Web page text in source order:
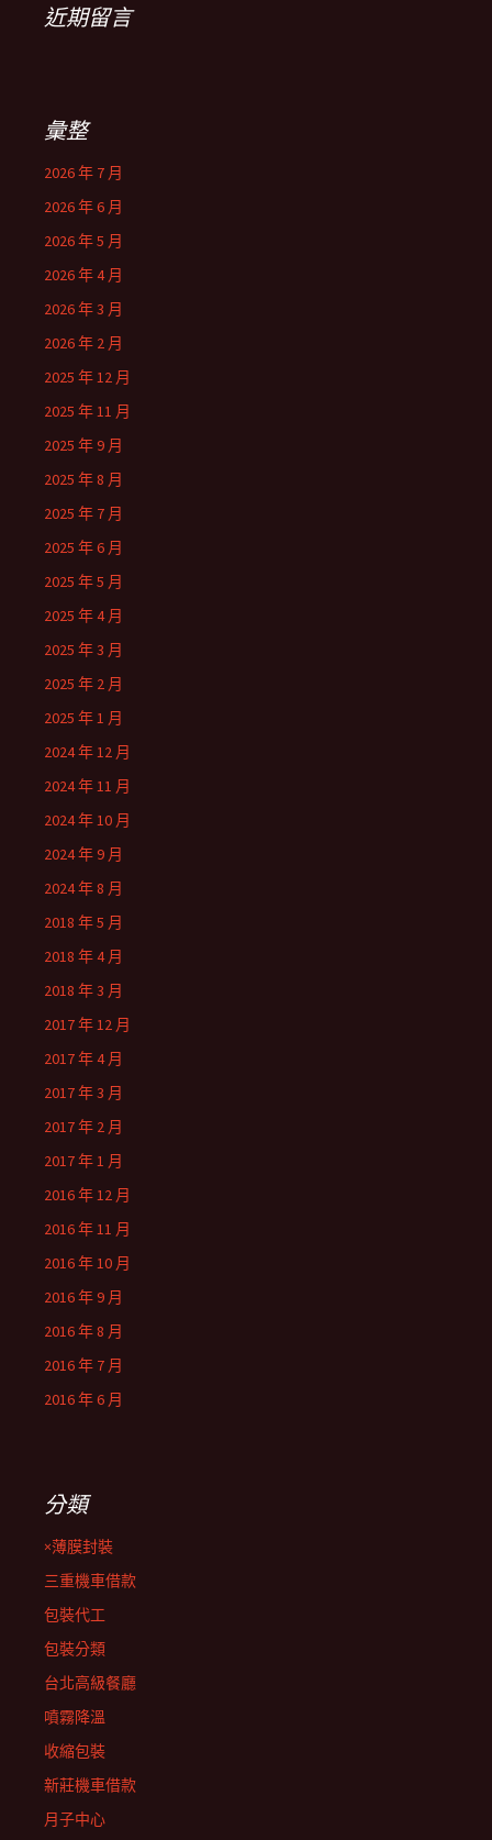
近期留言
彙整
2026 年 7 月
2026 年 6 月
2026 年 5 月
2026 年 4 月
2026 年 3 月
2026 年 2 月
2025 年 12 月
2025 年 11 月
2025 年 9 月
2025 年 8 月
2025 年 7 月
2025 年 6 月
2025 年 5 月
2025 年 4 月
2025 年 3 月
2025 年 2 月
2025 年 1 月
2024 年 12 月
2024 年 11 月
2024 年 10 月
2024 年 9 月
2024 年 8 月
2018 年 5 月
2018 年 4 月
2018 年 3 月
2017 年 12 月
2017 年 4 月
2017 年 3 月
2017 年 2 月
2017 年 1 月
2016 年 12 月
2016 年 11 月
2016 年 10 月
2016 年 9 月
2016 年 8 月
2016 年 7 月
2016 年 6 月
分類
×薄膜封裝
三重機車借款
包裝代工
包裝分類
台北高級餐廳
噴霧降溫
收縮包裝
新莊機車借款
月子中心